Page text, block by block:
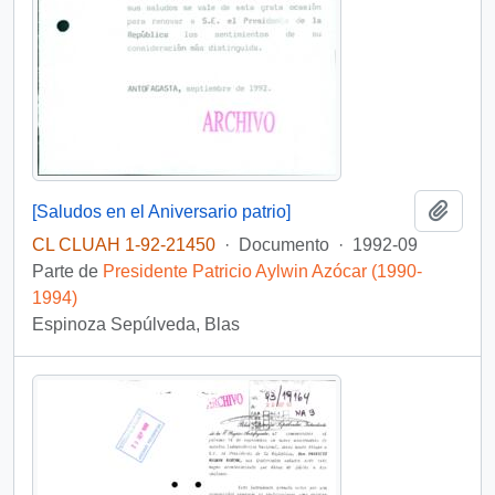
[Saludos en el Aniversario patrio]
CL CLUAH 1-92-21450 · Documento · 1992-09
Parte de Presidente Patricio Aylwin Azócar (1990-
1994)
Espinoza Sepúlveda, Blas